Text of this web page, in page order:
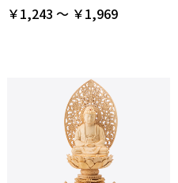
￥1,243 ～ ￥1,969